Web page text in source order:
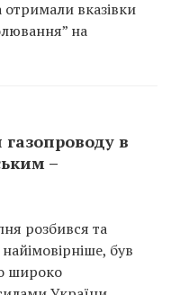
отримали вказівки
на
в
–
розбився та
був
широко